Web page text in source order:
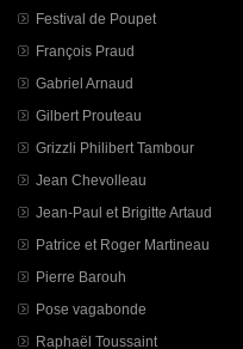
Festival de Poupet
François Praud
Gabriel Arnaud
Gilbert Prouteau
Grizzli Philibert Tambour
Jean Chevolleau
Jean-Paul et Brigitte Artaud
Patrice et Roger Martineau
Pierre Barouh
Pose vagabonde
Raphaël Toussaint